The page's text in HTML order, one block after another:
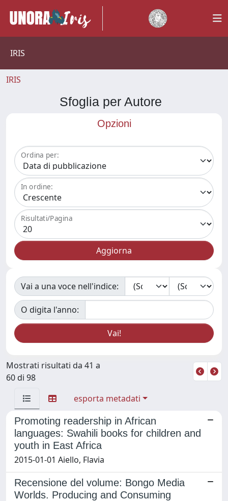
IRIS
IRIS
Sfoglia per Autore
Opzioni
Ordina per:
In ordine:
Risultati/Pagina
Vai a una voce nell'indice:
O digita l'anno:
Mostrati risultati da 41 a
60 di 98
esporta metadati
Promoting readership in African
languages: Swahili books for children and
youth in East Africa
2015-01-01 Aiello, Flavia
Recensione del volume: Bongo Media
Worlds. Producing and Consuming